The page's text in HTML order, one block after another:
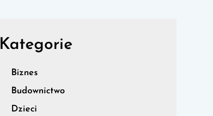
Kategorie
Biznes
Budownictwo
Dzieci